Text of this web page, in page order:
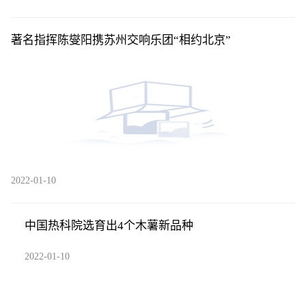
著名指挥陈燮阳携苏州交响乐团“相约北京”
2022-01-10
中国热科院选育出4个木薯新品种
2022-01-10